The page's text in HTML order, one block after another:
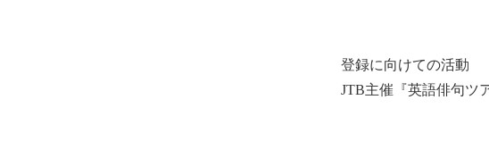
登録に向けての活動
JTB主催『英語俳句ツ